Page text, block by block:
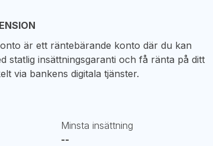
är ett räntebärande konto där du kan
statlig insättningsgaranti och få ränta på ditt
via bankens digitala tjänster.
Minsta insättning
--